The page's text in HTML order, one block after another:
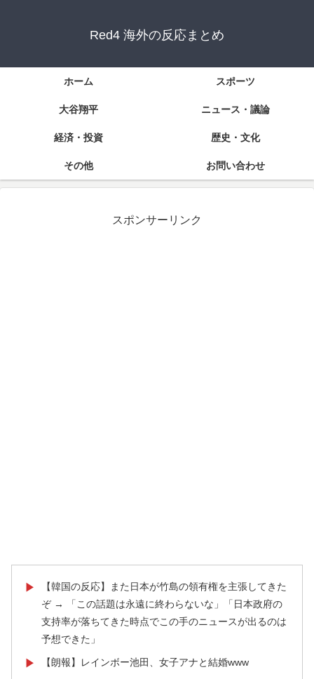
Red4 海外の反応まとめ
ホーム スポーツ
大谷翔平 ニュース・議論
経済・投資 歴史・文化
その他 お問い合わせ
スポンサーリンク
▶
【韓国の反応】また日本が竹島の領有権を主張してきた
ぞ → 「この話題は永遠に終わらないな」「日本政府の
支持率が落ちてきた時点でこの手のニュースが出るのは
予想できた」
▶ 【朗報】レインボー池田、女子アナと結婚www